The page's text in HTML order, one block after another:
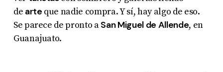
de arte que nadie compra. Y sí, hay algo de eso.
Se parece de pronto aSan Miguel de Allende, en
Guanajuato.